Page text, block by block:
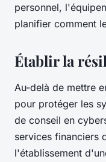
personnel,
planifier comment
Établir la
Au-delà de mettre
pour protéger les
de conseil en
services financiers
l'établissement